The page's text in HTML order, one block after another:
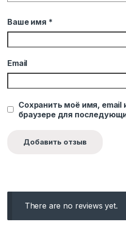
Ваше имя *
Email
Сохранить моё имя, email
браузере для
There are no reviews yet.